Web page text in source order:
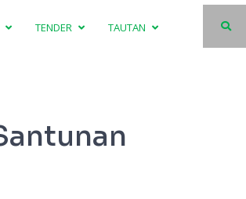
TENDER TAUTAN